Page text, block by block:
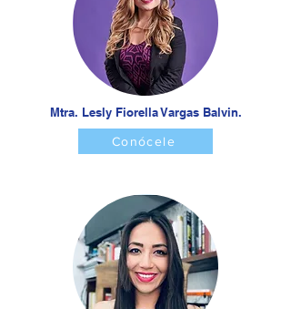
Mtra. Lesly Fiorella Vargas Balvin.
Conócele